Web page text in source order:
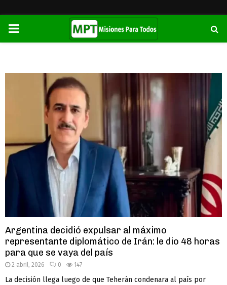
PRIMARY
Argentina decidió expulsar al máximo
representante diplomático de Irán: le dio 48 horas
para que se vaya del país
2 abril, 2026 0 147
La decisión llega luego de que Teherán condenara al país por